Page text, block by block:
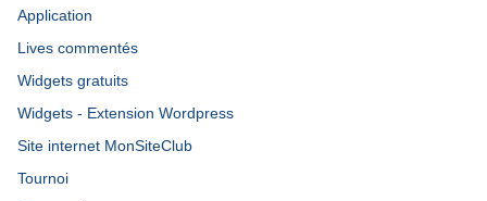
Application
Lives commentés
Widgets gratuits
Widgets - Extension Wordpress
Site internet MonSiteClub
Tournoi